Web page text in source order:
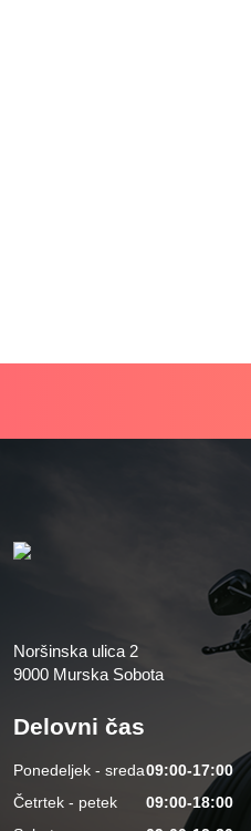
Noršinska ulica 2
9000 Murska Sobota
Delovni čas
Ponedeljek - sreda09:00-17:00
Četrtek - petek
09:00-18:00